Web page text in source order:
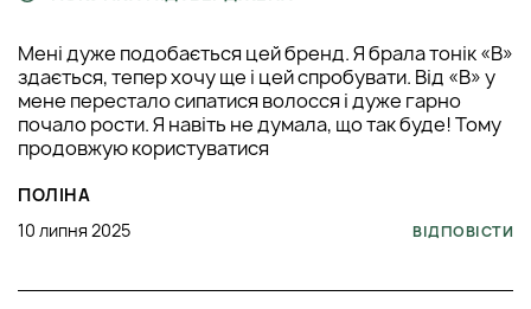
Мені дуже подобається цей бренд. Я брала тонік «B»
здається, тепер хочу ще і цей спробувати. Від «B» у
мене перестало сипатися волосся і дуже гарно
почало рости. Я навіть не думала, що так буде! Тому
продовжую користуватися
ПОЛІНА
10 липня 2025
ВІДПОВІСТИ